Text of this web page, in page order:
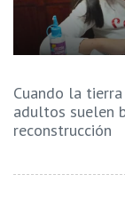
Cuando la
adultos suelen
reconstrucción